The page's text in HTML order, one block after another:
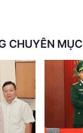
CHUYÊN MỤC